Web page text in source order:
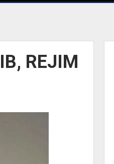
REJIM